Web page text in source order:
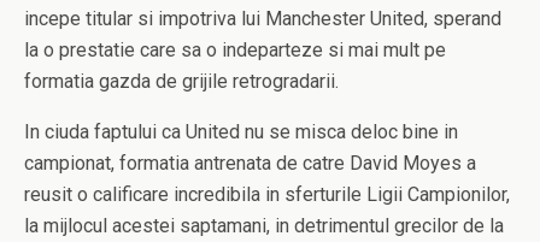
incepe titular si impotriva lui Manchester United, sperand
la o prestatie care sa o indeparteze si mai mult pe
formatia gazda de grijile retrogradarii.
In ciuda faptului ca United nu se misca deloc bine in
campionat, formatia antrenata de catre David Moyes a
reusit o calificare incredibila in sferturile Ligii Campionilor,
la mijlocul acestei saptamani, in detrimentul grecilor de la